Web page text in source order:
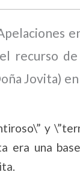
recurso
Jovita)
y
era una